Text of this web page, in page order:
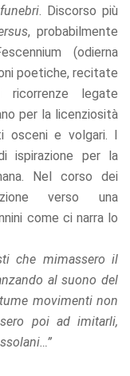
. Discorso più
, probabilmente
(odierna
poetiche, recitate
legate
per la licenziosità
osceni e volgari. I
ispirazione per la
Nel corso dei
verso una
come ci narra lo
che mimassero il
al suono del
movimenti non
poi ad imitarli,